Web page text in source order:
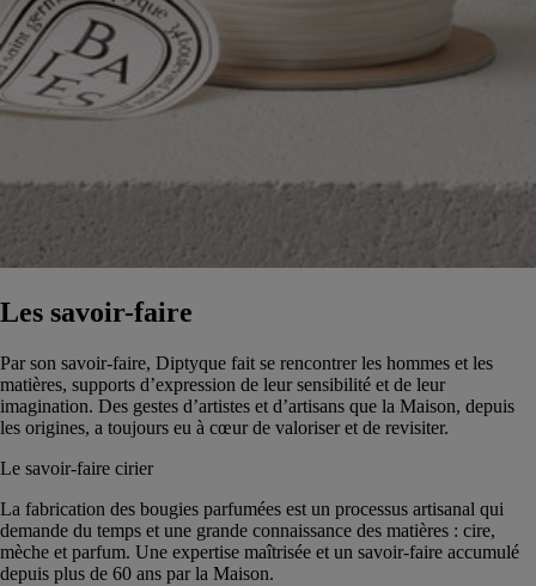
Les savoir-faire
Par son savoir-faire, Diptyque fait se rencontrer les hommes et les
matières, supports d’expression de leur sensibilité et de leur
imagination. Des gestes d’artistes et d’artisans que la Maison, depuis
les origines, a toujours eu à cœur de valoriser et de revisiter.
Le savoir-faire cirier
La fabrication des bougies parfumées est un processus artisanal qui
demande du temps et une grande connaissance des matières : cire,
mèche et parfum. Une expertise maîtrisée et un savoir-faire accumulé
depuis plus de 60 ans par la Maison.